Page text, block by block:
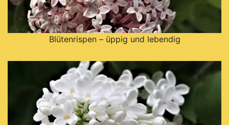
Blütenrispen – üppig und lebendig